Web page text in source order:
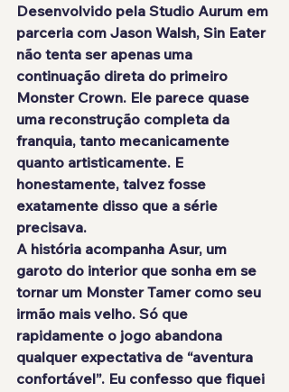
Desenvolvido pela Studio Aurum em
parceria com Jason Walsh, Sin Eater
não tenta ser apenas uma
continuação direta do primeiro
Monster Crown. Ele parece quase
uma reconstrução completa da
franquia, tanto mecanicamente
quanto artisticamente. E
honestamente, talvez fosse
exatamente disso que a série
precisava.
A história acompanha Asur, um
garoto do interior que sonha em se
tornar um Monster Tamer como seu
irmão mais velho. Só que
rapidamente o jogo abandona
qualquer expectativa de “aventura
confortável”. Eu confesso que fiquei